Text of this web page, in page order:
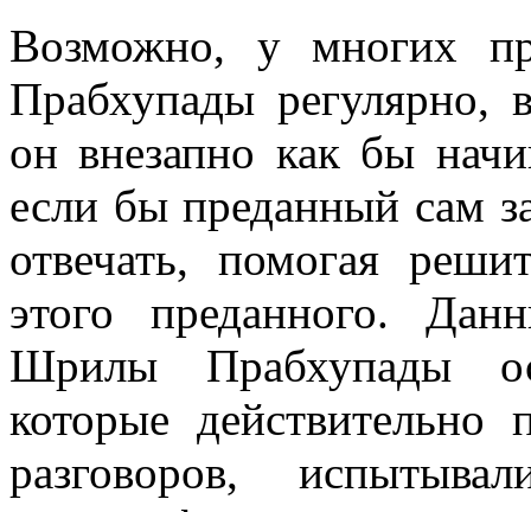
Возможно, у многих
Прабхупады регулярно,
он внезапно как бы
если бы преданный сам
отвечать, помогая
этого преданного.
Шрилы Прабхупады
которые действительно
разговоров,